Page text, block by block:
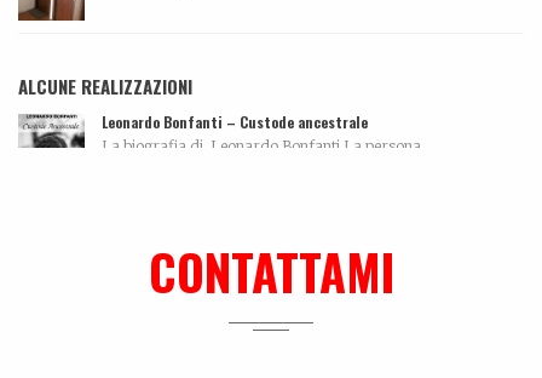
ALCUNE REALIZZAZIONI
Leonardo Bonfanti – Custode ancestrale
La biografia di Leonardo Bonfanti La persona...
CONTATTAMI